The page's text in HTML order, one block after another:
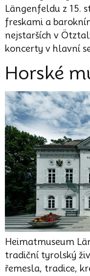
Längenfeldu z 15.
freskami a
nejstarších v
koncerty v hlavní
Horské
Heimatmuseum
tradiční tyrolský
řemesla, tradice,